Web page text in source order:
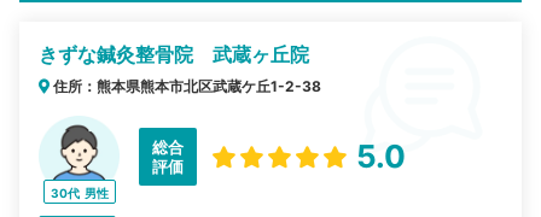
きずな鍼灸整骨院 武蔵ヶ丘院
住所：熊本県熊本市北区武蔵ケ丘1-2-38
30代 男性
総合
評価
5.0